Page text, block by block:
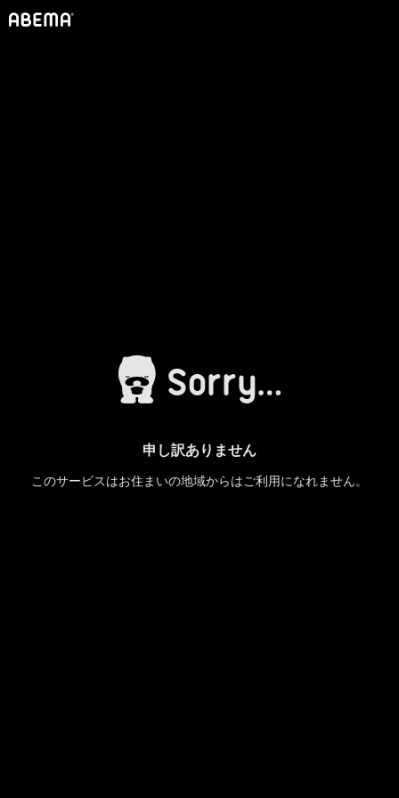
申し訳ありません
このサービスはお住まいの地域からはご利用になれません。